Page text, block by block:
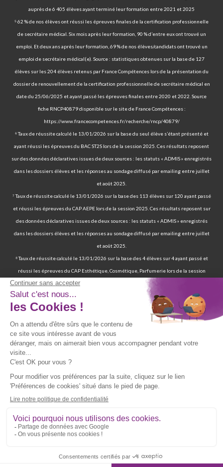
auprès de 6 405 élèves ayant terminé leur formation entre 2021 et 2025
⁵ 62 % de nos élèves ont réussi les épreuves finales de la certification professionnelle
de secrétaire médical. Six mois après leur formation, 90 % d’entre eux ont trouvé un
emploi. Et deux ans après leur formation, 69 % de nos élèves/candidats ont trouvé un
emploi de secrétaire médical(e). Source : statistiques obtenues sur la base de 127
élèves sur les 204 élèves retenus par France Compétences lors de la présentation du
dossier de renouvellement de la certification professionnelle de secrétaire médical en
date du 25/06/2025 et ayant passé les épreuves finales entre 2020 et 2022. Source
fiche RNCP40879 disponible sur le site de France Compétences :
https://www.francecompetences.fr/recherche/rncp/40879/
⁶ Taux de réussite calculé le 13/01/2026 sur la base du seul élève s’étant présenté et
ayant réussi les épreuves du BAC ST2S lors de la session 2025. Ces résultats reposent
sur des données déclaratives issues de deux sources : les statuts « ADMIS » enregistrés
dans les dossiers élèves et les réponses au sondage diffusé par emailing entre juillet
et août 2025.
⁷ Taux de réussite calculé le 13/01/2026 sur la base des 113 élèves sur 120 ayant passé
et réussi les épreuves du CAP AEPE lors de la session 2025. Ces résultats reposent sur
des données déclaratives issues de deux sources : les statuts « ADMIS » enregistrés
dans les dossiers élèves et les réponses au sondage diffusé par emailing entre juillet
et août 2025.
⁸ Taux de réussite calculé le 13/01/2026 sur la base des 4 élèves sur 4 ayant passé et
réussi les épreuves du CAP Esthétique, Cosmétique, Parfumerie lors de la session
2025. Ces résultats reposent sur des données déclaratives issues de deux sources : les
statuts « ADMIS » enregistrés dans les dossiers élèves et les réponses au sondage
diffusé par emailing entre juillet et août 2025.
⁹ 70 % de nos élèves ont d’ailleurs réussi les épreuves finales de la certification
professionnelle d’auxiliaire de vie. | 97 % de nos élèves ont trouvé un emploi six mois
après avoir terminé leur formation certifiante d’auxiliaire de vie. | Deux ans après leur
lors de la présentation du dossier de renouvellement de la certification professionnelle
d’auxiliaire de vie en date du 19/07/024 et ayant passé les épreuves finales entre 2019
https://www.francecompetences.fr/recherche/rncp/39387/
**Vous pouvez être recontacté(e) par téléphone, par mail ou par courrier par l’école.
Copyright © Culture et Formation - Site web réalisé par l’agence Wapiti | Dernière mise